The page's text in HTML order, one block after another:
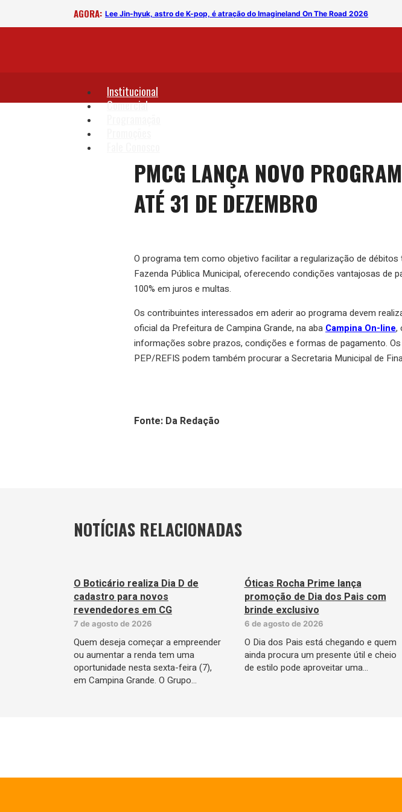
AGORA: Lee Jin-hyuk, astro de K-pop, é atração do Imagineland On The Road 2026
Institucional
Comercial
PMCG LANÇA NOVO
ATÉ 31 DE DEZEMBRO
O programa tem como objetivo facilitar a regularização de
Fazenda Pública Municipal, oferecendo condições vantajosas de
100% em juros e multas.
Os contribuintes interessados em aderir ao programa devem
oficial da Prefeitura de Campina Grande, na aba Campina On-line,
informações sobre prazos, condições e formas de pagamento.
PEP/REFIS podem também procurar a Secretaria Municipal de
Fonte: Da Redação
NOTÍCIAS RELACIONADAS
O Boticário realiza Dia D de
cadastro para novos
revendedores em CG
7 de agosto de 2026
Quem deseja começar a empreender
ou aumentar a renda tem uma
oportunidade nesta sexta-feira (7),
em Campina Grande. O Grupo…
Óticas Rocha Prime lança
promoção de Dia dos Pais com
brinde exclusivo
6 de agosto de 2026
O Dia dos Pais está chegando e quem
ainda procura um presente útil e cheio
de estilo pode aproveitar uma…